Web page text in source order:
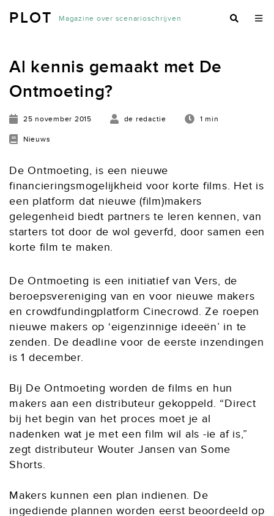
PLOT Magazine over scenarioschrijven
Al kennis gemaakt met De
Ontmoeting?
25 november 2015 de redactie 1 min
Nieuws
De Ontmoeting, is een nieuwe
financieringsmogelijkheid voor korte films. Het is
een platform dat nieuwe (film)makers
gelegenheid biedt partners te leren kennen, van
starters tot door de wol geverfd, door samen een
korte film te maken.
De Ontmoeting is een initiatief van Vers, de
beroepsvereniging van en voor nieuwe makers
en crowdfundingplatform Cinecrowd. Ze roepen
nieuwe makers op ‘eigenzinnige ideeën’ in te
zenden. De deadline voor de eerste inzendingen
is 1 december.
Bij De Ontmoeting worden de films en hun
makers aan een distributeur gekoppeld. “Direct
bij het begin van het proces moet je al
nadenken wat je met een film wil als -ie af is,”
zegt distributeur Wouter Jansen van Some
Shorts.
Makers kunnen een plan indienen. De
ingediende plannen worden eerst beoordeeld op